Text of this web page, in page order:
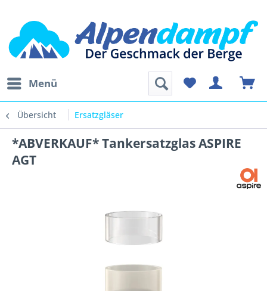
Menü
Übersicht Ersatzgläser
*ABVERKAUF* Tankersatzglas ASPIRE
AGT